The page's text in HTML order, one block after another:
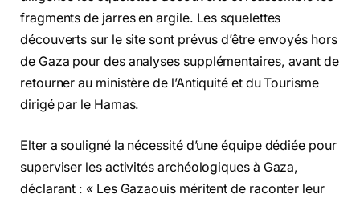
fragments de jarres en argile. Les squelettes
découverts sur le site sont prévus d’être envoyés hors
de Gaza pour des analyses supplémentaires, avant de
retourner au ministère de l’Antiquité et du Tourisme
dirigé par le Hamas.
Elter a souligné la nécessité d’une équipe dédiée pour
superviser les activités archéologiques à Gaza,
déclarant : « Les Gazaouis méritent de raconter leur